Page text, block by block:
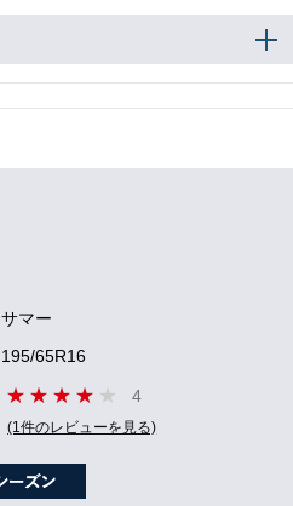
サマー
195/65R16
4
(1件のレビューを見る)